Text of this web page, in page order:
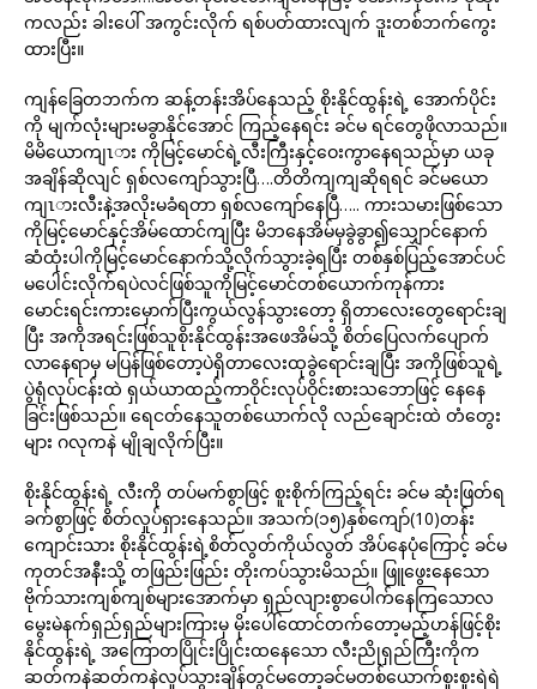
ကလည်း ခါးပေါ် အကွင်းလိုက် ရစ်ပတ်ထားလျက် ဒူးတစ်ဘက်ကွေး
ထားပြီး။
ကျန်ခြေတဘက်က ဆန့်တန်းအိပ်နေသည့် စိုးနိုင်ထွန်းရဲ့ အောက်ပိုင်း
ကို မျက်လုံးများမခွာနိုင်အောင် ကြည့်နေရင်း ခင်မ ရင်တွေဖိုလာသည်။
မိမိယောကျၤား ကိုမြင့်မောင်ရဲ့လီးကြီးနှင့်ဝေးကွာနေရသည်မှာ ယခု
အချိန်ဆိုလျင် ရှစ်လကျော်သွားပြီ….တိတိကျကျဆိုရရင် ခင်မယော
ကျၤားလီးနဲ့အလိုးမခံရတာ ရှစ်လကျော်နေပြီ….. ကားသမားဖြစ်သော
ကိုမြင့်မောင်နှင့်အိမ်ထောင်ကျပြီး မိဘနေအိမ်မှခွဲခွာ၍သျှောင်နောက်
ဆံထုံးပါကိုမြင့်မောင်နောက်သို့လိုက်သွားခဲ့ရပြီး တစ်နှစ်ပြည့်အောင်ပင်
မပေါင်းလိုက်ရပဲလင်ဖြစ်သူကိုမြင့်မောင်တစ်ယောက်ကုန်ကား
မောင်းရင်းကားမှောက်ပြီးကွယ်လွန်သွားတော့ ရှိတာလေးတွေရောင်းချ
ပြီး အကိုအရင်းဖြစ်သူစိုးနိုင်ထွန်းအဖေအိမ်သို့ စိတ်ပြေလက်ပျောက်
လာနေရာမှ မပြန်ဖြစ်တော့ပဲရှိတာလေးထုခွဲရောင်းချပြီး အကိုဖြစ်သူရဲ့
ပွဲရုံလုပ်ငန်းထဲ ရှယ်ယာထည့်ကာဝိုင်းလုပ်ဝိုင်းစားသဘောဖြင့် နေနေ
ခြင်းဖြစ်သည်။ ရေငတ်နေသူတစ်ယောက်လို လည်ချောင်းထဲ တံတွေး
များ ဂလုကနဲ မျိုချလိုက်ပြီး။
စိုးနိုင်ထွန်းရဲ့ လီးကို တပ်မက်စွာဖြင့် စူးစိုက်ကြည့်ရင်း ခင်မ ဆုံးဖြတ်ရ
ခက်စွာဖြင့် စိတ်လှုပ်ရှားနေသည်။ အသက်(၁၅)နှစ်ကျော်(10)တန်း
ကျောင်းသား စိုးနိုင်ထွန်းရဲ့စိတ်လွတ်ကိုယ်လွတ် အိပ်နေပုံကြောင့် ခင်မ
ကုတင်အနီးသို့ တဖြည်းဖြည်း တိုးကပ်သွားမိသည်။ ဖြူဖွေးနေသော
ဗိုက်သားကျစ်ကျစ်များအောက်မှာ ရှည်လျားစွာပေါက်နေကြသောလ
မွေးမဲနက်ရှည်ရှည်များကြားမှ မိုးပေါ်ထောင်တက်တော့မည့်ဟန်ဖြင့်စိုး
နိုင်ထွန်းရဲ့ အကြောတပြိုင်းပြိုင်းထနေသော လီးညိုရှည်ကြီးကိုက
ဆတ်ကနဲဆတ်ကနဲလှုပ်သွားချိန်တွင်မတော့ခင်မတစ်ယောက်စူးစူးရဲရဲ